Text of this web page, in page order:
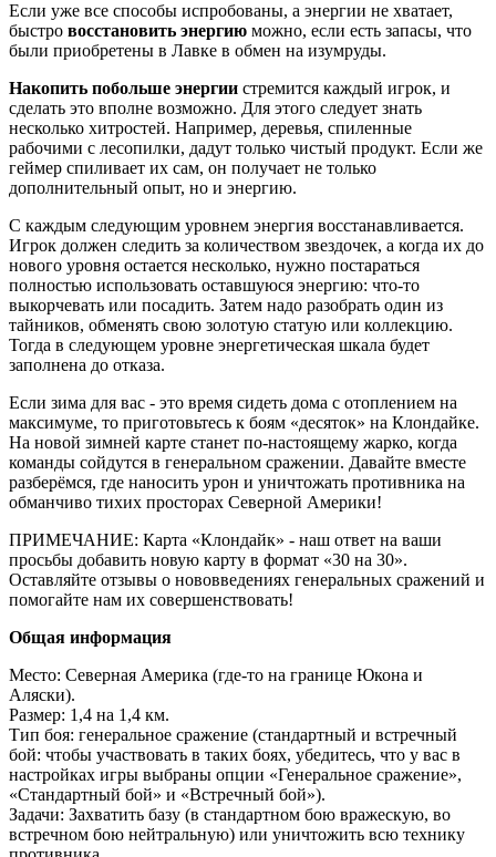
Если уже все способы испробованы, а энергии не хватает,
быстро восстановить энергию можно, если есть запасы, что
были приобретены в Лавке в обмен на изумруды.
Накопить побольше энергии стремится каждый игрок, и
сделать это вполне возможно. Для этого следует знать
несколько хитростей. Например, деревья, спиленные
рабочими с лесопилки, дадут только чистый продукт. Если же
геймер спиливает их сам, он получает не только
дополнительный опыт, но и энергию.
С каждым следующим уровнем энергия восстанавливается.
Игрок должен следить за количеством звездочек, а когда их до
нового уровня остается несколько, нужно постараться
полностью использовать оставшуюся энергию: что-то
выкорчевать или посадить. Затем надо разобрать один из
тайников, обменять свою золотую статую или коллекцию.
Тогда в следующем уровне энергетическая шкала будет
заполнена до отказа.
Если зима для вас - это время сидеть дома с отоплением на
максимуме, то приготовьтесь к боям «десяток» на Клондайке.
На новой зимней карте станет по-настоящему жарко, когда
команды сойдутся в генеральном сражении. Давайте вместе
разберёмся, где наносить урон и уничтожать противника на
обманчиво тихих просторах Северной Америки!
ПРИМЕЧАНИЕ: Карта «Клондайк» - наш ответ на ваши
просьбы добавить новую карту в формат «30 на 30».
Оставляйте отзывы о нововведениях генеральных сражений и
помогайте нам их совершенствовать!
Общая информация
Место: Северная Америка (где-то на границе Юкона и
Аляски).
Размер: 1,4 на 1,4 км.
Тип боя: генеральное сражение (стандартный и встречный
бой: чтобы участвовать в таких боях, убедитесь, что у вас в
настройках игры выбраны опции «Генеральное сражение»,
«Стандартный бой» и «Встречный бой»).
Задачи: Захватить базу (в стандартном бою вражескую, во
встречном бою нейтральную) или уничтожить всю технику